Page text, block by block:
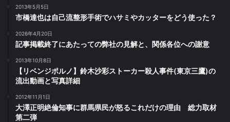
2013年5月5日
市橋達也は自己流整形手術でハサミやカッターをどう使った？
2026年4月20日
記事掲載終了にあたっての弊社の見解と、関係各位への謝意
2013年10月8日
【リベンジポルノ】鈴木沙彩ストーカー殺人事件(東京三鷹)の
流出動画と写真詳細
2012年11月1日
大澤正明絶倫知事に群馬県民が怒るこれだけの理由 総力取材
第二弾